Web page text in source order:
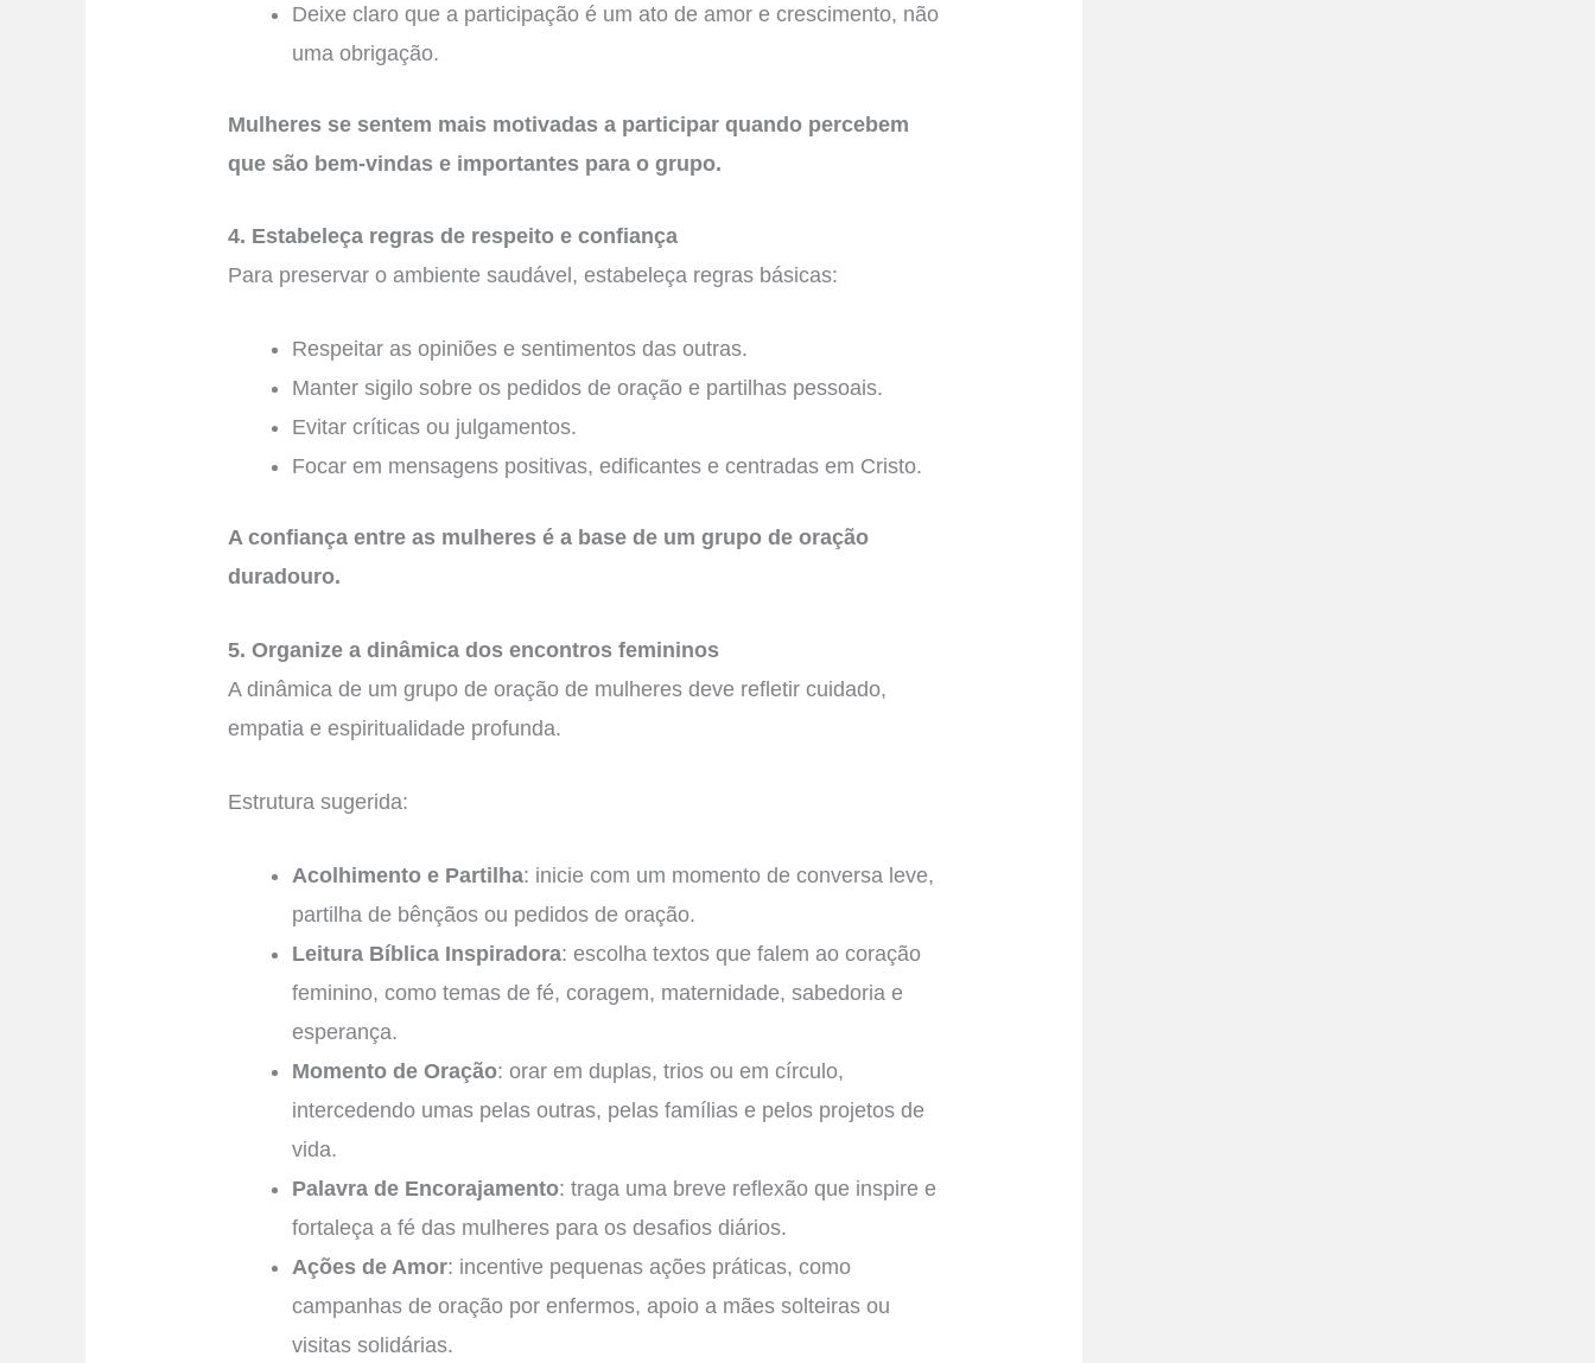
Deixe claro que a participação é um ato de amor e crescimento, não
uma obrigação.
Mulheres se sentem mais motivadas a participar quando percebem
que são bem-vindas e importantes para o grupo.
4. Estabeleça regras de respeito e confiança
Para preservar o ambiente saudável, estabeleça regras básicas:
Respeitar as opiniões e sentimentos das outras.
Manter sigilo sobre os pedidos de oração e partilhas pessoais.
Evitar críticas ou julgamentos.
Focar em mensagens positivas, edificantes e centradas em Cristo.
A confiança entre as mulheres é a base de um grupo de oração
duradouro.
5. Organize a dinâmica dos encontros femininos
A dinâmica de um grupo de oração de mulheres deve refletir cuidado,
empatia e espiritualidade profunda.
Estrutura sugerida:
Acolhimento e Partilha: inicie com um momento de conversa leve,
partilha de bênçãos ou pedidos de oração.
Leitura Bíblica Inspiradora: escolha textos que falem ao coração
feminino, como temas de fé, coragem, maternidade, sabedoria e
esperança.
Momento de Oração: orar em duplas, trios ou em círculo,
intercedendo umas pelas outras, pelas famílias e pelos projetos de
vida.
Palavra de Encorajamento: traga uma breve reflexão que inspire e
fortaleça a fé das mulheres para os desafios diários.
Ações de Amor: incentive pequenas ações práticas, como
campanhas de oração por enfermos, apoio a mães solteiras ou
visitas solidárias.